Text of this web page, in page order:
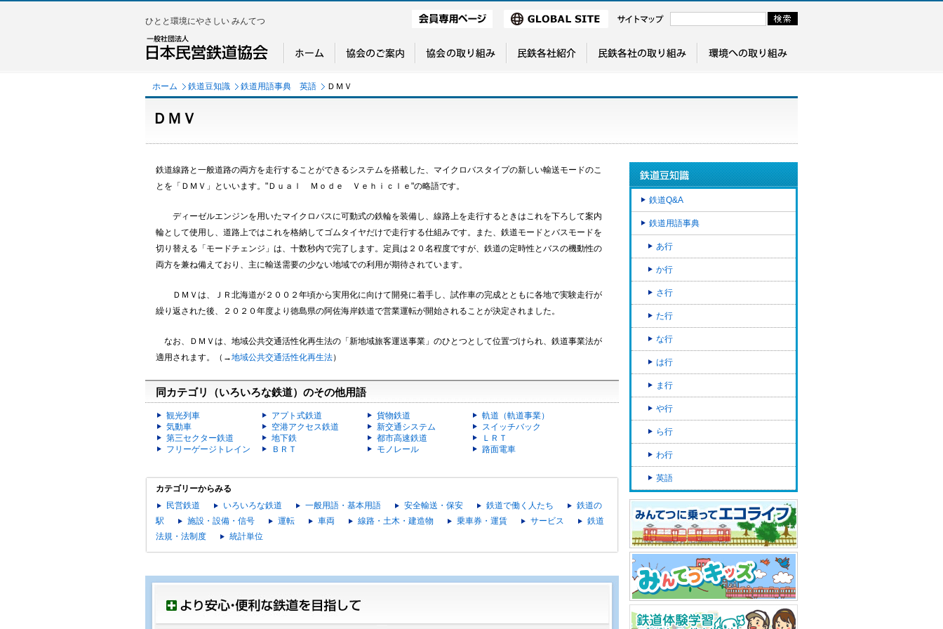
ひとと環境にやさしい みんてつ
ホーム 鉄道豆知識 鉄道用語事典 英語 ＤＭＶ
ＤＭＶ
鉄道線路と一般道路の両方を走行することができるシステムを搭載した、マイクロバスタイプの新しい輸送モードのこ
とを「ＤＭＶ」といいます。"Ｄｕａｌ Ｍｏｄｅ Ｖｅｈｉｃｌｅ"の略語です。
ディーゼルエンジンを用いたマイクロバスに可動式の鉄輪を装備し、線路上を走行するときはこれを下ろして案内
輪として使用し、道路上ではこれを格納してゴムタイヤだけで走行する仕組みです。また、鉄道モードとバスモードを
切り替える「モードチェンジ」は、十数秒内で完了します。定員は２０名程度ですが、鉄道の定時性とバスの機動性の
両方を兼ね備えており、主に輸送需要の少ない地域での利用が期待されています。
ＤＭＶは、ＪＲ北海道が２００２年頃から実用化に向けて開発に着手し、試作車の完成とともに各地で実験走行が
繰り返された後、２０２０年度より徳島県の阿佐海岸鉄道で営業運転が開始されることが決定されました。
なお、ＤＭＶは、地域公共交通活性化再生法の「新地域旅客運送事業」のひとつとして位置づけられ、鉄道事業法が
適用されます。（→地域公共交通活性化再生法）
同カテゴリ（いろいろな鉄道）のその他用語
観光列車 アプト式鉄道 貨物鉄道
軌道（軌道事業）
気動車
空港アクセス鉄道 新交通システム
スイッチバック
第三セクター鉄道
地下鉄 都市高速鉄道
ＬＲＴ
フリーゲージトレイン
ＢＲＴ モノレール 路面電車
カテゴリーからみる
民営鉄道
いろいろな鉄道 一般用語・基本用語 安全輸送・保安 鉄道で働く人たち
鉄道の
駅
施設・設備・信号 運転 車両 線路・土木・建造物 乗車券・運賃 サービス
鉄道
法規・法制度
統計単位
鉄道Q&A
鉄道用語事典
あ行
か行
さ行
た行
な行
は行
ま行
や行
ら行
わ行
英語